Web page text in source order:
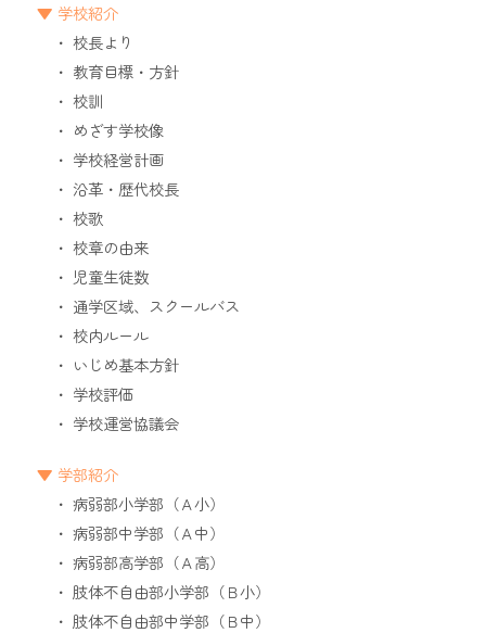
学校紹介
校長より
教育目標・方針
校訓
めざす学校像
学校経営計画
沿革・歴代校長
校歌
校章の由来
児童生徒数
通学区域、スクールバス
校内ルール
いじめ基本方針
学校評価
学校運営協議会
学部紹介
病弱部小学部（Ａ小）
病弱部中学部（Ａ中）
病弱部高学部（Ａ高）
肢体不自由部小学部（Ｂ小）
肢体不自由部中学部（Ｂ中）